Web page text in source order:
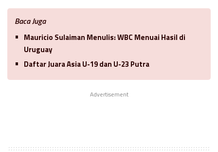
Baca Juga
Mauricio Sulaiman Menulis: WBC Menuai Hasil di
Uruguay
Daftar Juara Asia U-19 dan U-23 Putra
Advertisement